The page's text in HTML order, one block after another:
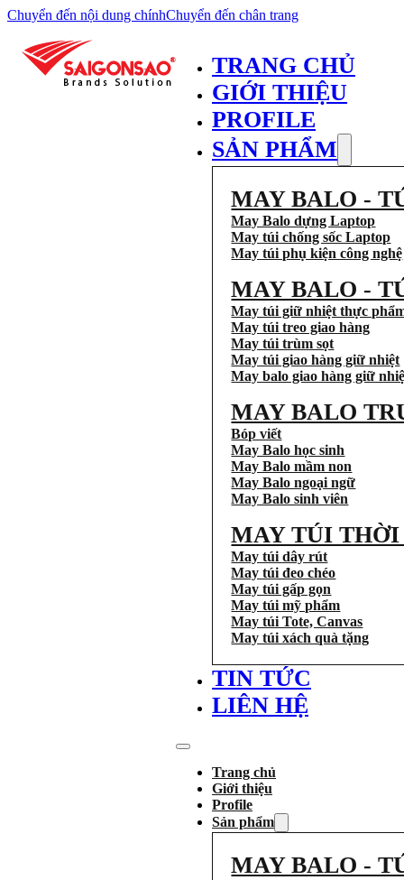
Chuyển đến nội dung chínhChuyển đến chân trang
TRANG CHỦ
GIỚI THIỆU
PROFILE
SẢN PHẨM
MAY BALO -
May Balo dựng Laptop
May túi chống sốc Laptop
May túi phụ kiện công nghệ
MAY BALO -
May túi giữ nhiệt thực
May túi treo giao hàng
May túi trùm sọt
May túi giao hàng giữ nhiệt
May balo giao hàng giữ
MAY BALO
Bóp viết
May Balo học sinh
May Balo mầm non
May Balo ngoại ngữ
May Balo sinh viên
MAY TÚI
May túi dây rút
May túi đeo chéo
May túi gấp gọn
May túi mỹ phẩm
May túi Tote, Canvas
May túi xách quà tặng
TIN TỨC
LIÊN HỆ
Trang chủ
Giới thiệu
Profile
Sản phẩm
MAY BALO -